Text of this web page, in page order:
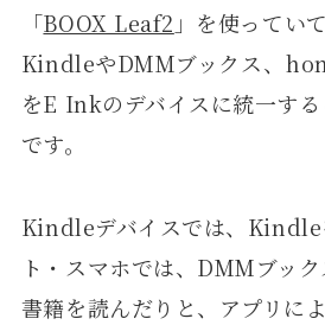
「BOOX Leaf2 」を使ってい
KindleやDMMブックス、
をE Inkのデバイスに統一する
です。
Kindleデバイスでは、Kindle
ト・スマホでは、DMMブッ
書籍を読んだりと、アプリに